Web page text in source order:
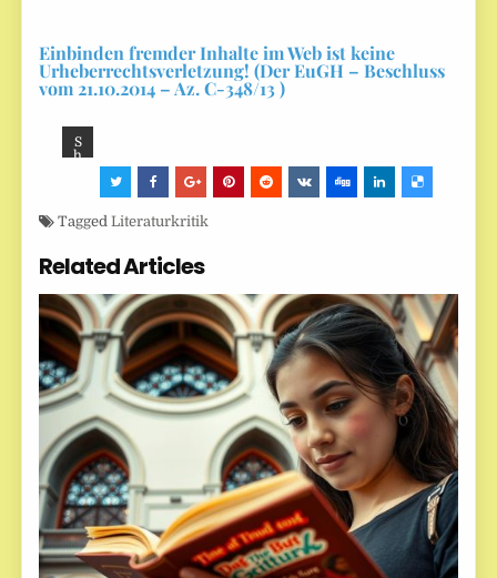
Einbinden fremder Inhalte im Web ist keine
Urheberrechtsverletzung! (Der EuGH – Beschluss
vom 21.10.2014 – Az. C-348/13 )
S
h
TaggedLiteraturkritik
Related Articles